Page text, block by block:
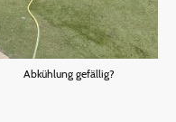
Abkühlung gefällig?